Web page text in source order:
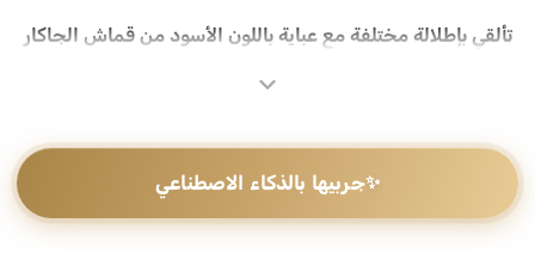
تألقي بإطلالة مختلفة مع عباية باللون الأسود من قماش الجاكار
الأعلى للأسفل، تصميم يجمع بين الأسود الغامق ولمعة الذهب في
تتميز هذه العباية بقماش جاكار ذو ملمس ناعم ولامع يعكس الضوء
✨جربيها بالذكاء الاصطناعي